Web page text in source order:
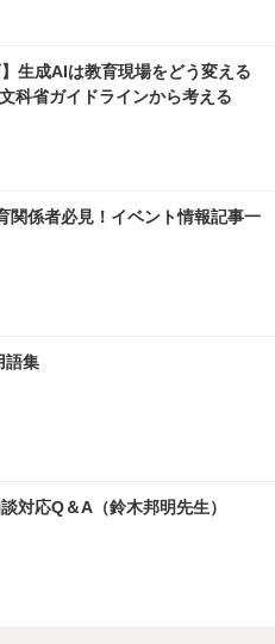
】生成AIは教育現場をどう変える
科省ガイドラインから考える
関係者必見！イベント情報記事一
語集
対応Q＆A（鈴木邦明先生）